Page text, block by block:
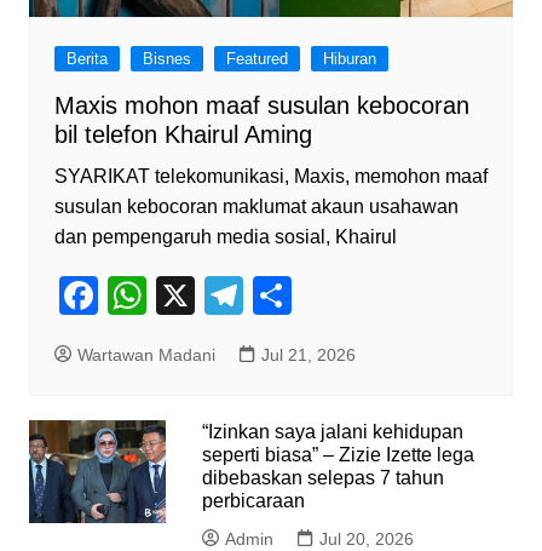
Berita Bisnes Featured Hiburan
Maxis mohon maaf susulan kebocoran
bil telefon Khairul Aming
SYARIKAT telekomunikasi, Maxis, memohon maaf
susulan kebocoran maklumat akaun usahawan
dan pempengaruh media sosial, Khairul
F
c
e
b
o
o
W
at
s
A
p
p
X
T
el
e
a
m
ar
Wartawan Madani Jul 21, 2026
“Izinkan saya jalani kehidupan
seperti biasa” – Zizie Izette lega
dibebaskan selepas 7 tahun
perbicaraan
Admin Jul 20, 2026